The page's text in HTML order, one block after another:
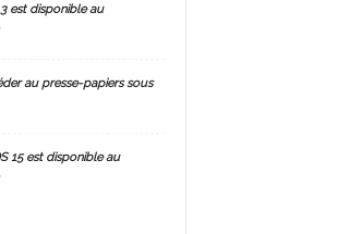
est disponible au
au presse-papiers sous
15 est disponible au